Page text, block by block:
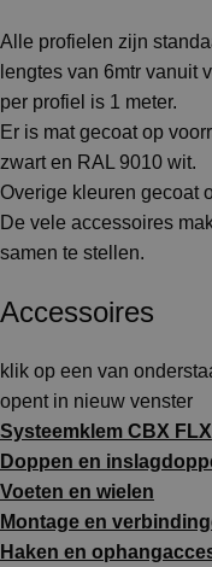
Alle profielen zijn
lengtes van 6mtr vanuit
per profiel is 1 meter.
Er is mat gecoat op
zwart en RAL 9010 wit.
Overige kleuren gecoat
De vele accessoires
samen te stellen.
Accessoires
klik op een van
opent in nieuw venster
Systeemklem CBX FLX
Doppen en
Voeten en wielen
Montage en
Haken en